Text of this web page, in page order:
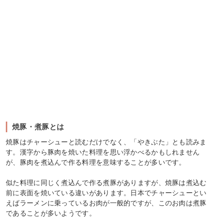
焼豚・煮豚とは
焼豚はチャーシューと読むだけでなく、「やきぶた」とも読みま
す。漢字から豚肉を焼いた料理を思い浮かべるかもしれません
が、豚肉を煮込んで作る料理を意味することが多いです。
似た料理に同じく煮込んで作る煮豚がありますが、焼豚は煮込む
前に表面を焼いている違いがあります。日本でチャーシューとい
えばラーメンに乗っているお肉が一般的ですが、このお肉は煮豚
であることが多いようです。